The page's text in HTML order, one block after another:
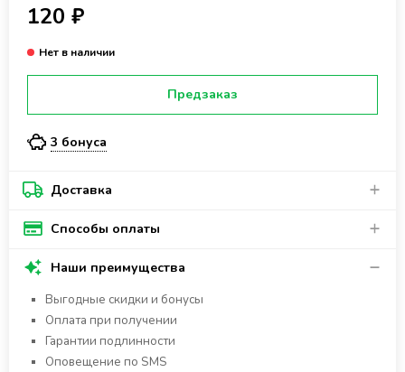
120 ₽
Предзаказ
3 бонуса
Доставка
Способы оплаты
Наши преимущества
Выгодные скидки и бонусы
Оплата при получении
Гарантии подлинности
Оповещение по SMS